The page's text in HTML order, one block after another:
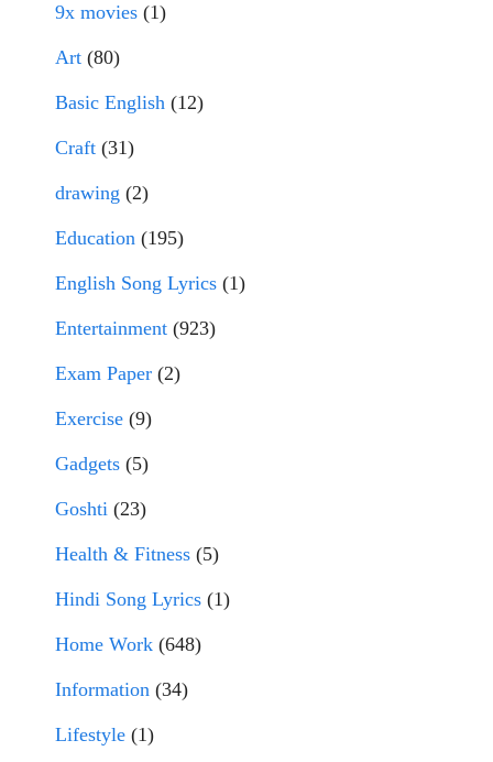
9x movies (1)
Art (80)
Basic English (12)
Craft (31)
drawing (2)
Education (195)
English Song Lyrics (1)
Entertainment (923)
Exam Paper (2)
Exercise (9)
Gadgets (5)
Goshti (23)
Health & Fitness (5)
Hindi Song Lyrics (1)
Home Work (648)
Information (34)
Lifestyle (1)